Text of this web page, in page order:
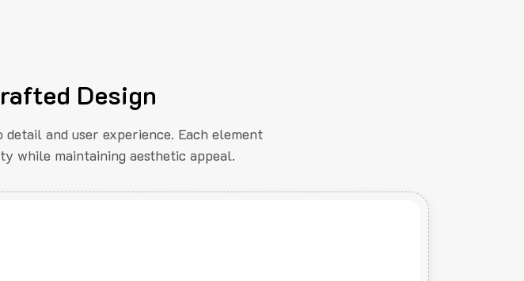
Design
and user experience. Each element
while maintaining aesthetic appeal.